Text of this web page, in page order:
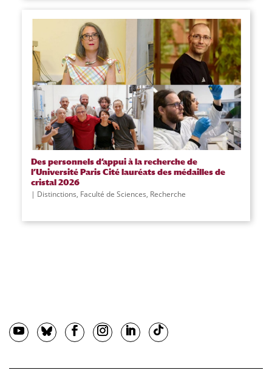
Des personnels d’appui à la recherche de
l’Université Paris Cité lauréats des médailles de
cristal 2026
Distinctions, Faculté de Sciences, Recherche